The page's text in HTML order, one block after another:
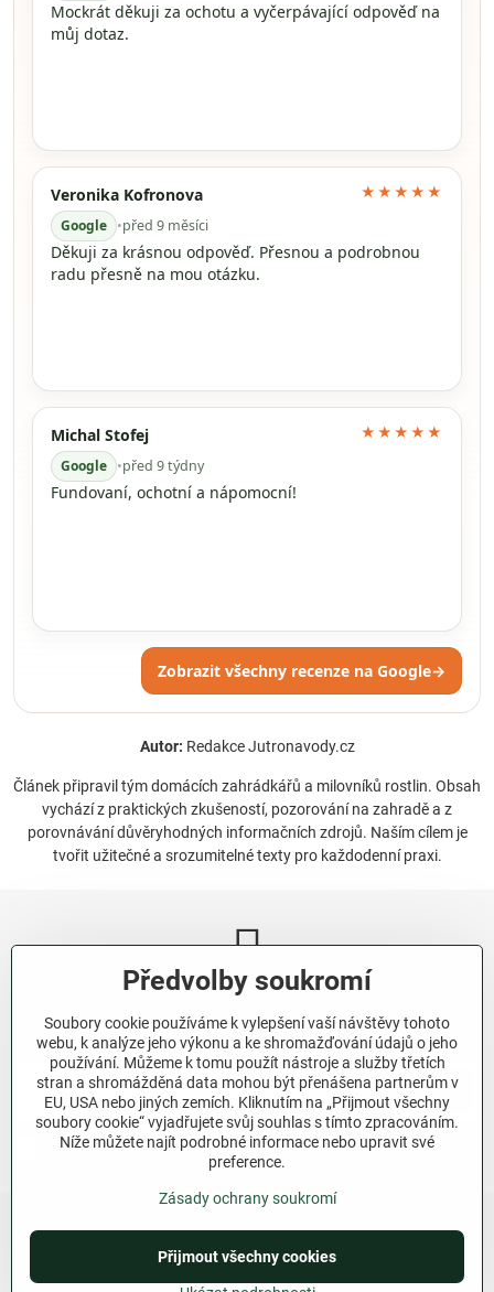
Mockrát děkuji za ochotu a vyčerpávající odpověď na
můj dotaz.
Veronika Kofronova
Google •před 9 měsíci
★★★★★
Děkuji za krásnou odpověď. Přesnou a podrobnou
radu přesně na mou otázku.
Michal Stofej
Google •před 9 týdny
★★★★★
Fundovaní, ochotní a nápomocní!
Zobrazit všechny recenze na Google→
Autor: Redakce Jutronavody.cz
Článek připravil tým domácích zahrádkářů a milovníků rostlin. Obsah
vychází z praktických zkušeností, pozorování na zahradě a z
porovnávání důvěryhodných informačních zdrojů. Naším cílem je
tvořit užitečné a srozumitelné texty pro každodenní praxi.
Newsletter
Odebírat naše novinky:
Odebírat
Chci se přihlásit k odběru novinek e-mailem.
©2026CopyrightPředvolby soukromíZásady ochrany soukromí
Předvolby soukromí
Soubory cookie používáme k vylepšení vaší návštěvy tohoto
webu, k analýze jeho výkonu a ke shromažďování údajů o jeho
používání. Můžeme k tomu použít nástroje a služby třetích
stran a shromážděná data mohou být přenášena partnerům v
EU, USA nebo jiných zemích. Kliknutím na „Přijmout všechny
soubory cookie“ vyjadřujete svůj souhlas s tímto zpracováním.
Níže můžete najít podrobné informace nebo upravit své
preference.
Zásady ochrany soukromí
Přijmout všechny cookies